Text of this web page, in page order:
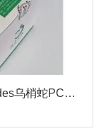
Zaocys dhumnades乌梢蛇PCR试剂盒